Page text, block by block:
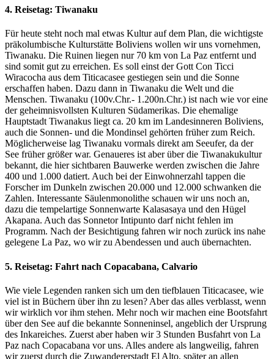
4. Reisetag: Tiwanaku
Für heute steht noch mal etwas Kultur auf dem Plan, die wichtigste
präkolumbische Kulturstätte Boliviens wollen wir uns vornehmen,
Tiwanaku. Die Ruinen liegen nur 70 km von La Paz entfernt und
sind somit gut zu erreichen. Es soll einst der Gott Con Ticci
Wiracocha aus dem Titicacasee gestiegen sein und die Sonne
erschaffen haben. Dazu dann in Tiwanaku die Welt und die
Menschen. Tiwanaku (100v.Chr.- 1.200n.Chr.) ist nach wie vor eine
der geheimnisvollsten Kulturen Südamerikas. Die ehemalige
Hauptstadt Tiwanakus liegt ca. 20 km im Landesinneren Boliviens,
auch die Sonnen- und die Mondinsel gehörten früher zum Reich.
Möglicherweise lag Tiwanaku vormals direkt am Seeufer, da der
See früher größer war. Genaueres ist aber über die Tiwanakukultur
bekannt, die hier sichtbaren Bauwerke werden zwischen die Jahre
400 und 1.000 datiert. Auch bei der Einwohnerzahl tappen die
Forscher im Dunkeln zwischen 20.000 und 12.000 schwanken die
Zahlen. Interessante Säulenmonolithe schauen wir uns noch an,
dazu die tempelartige Sonnenwarte Kalasasaya und den Hügel
Akapana. Auch das Sonnetor Intipunto darf nicht fehlen im
Programm. Nach der Besichtigung fahren wir noch zurück ins nahe
gelegene La Paz, wo wir zu Abendessen und auch übernachten.
5. Reisetag: Fahrt nach Copacabana, Calvario
Wie viele Legenden ranken sich um den tiefblauen Titicacasee, wie
viel ist in Büchern über ihn zu lesen? Aber das alles verblasst, wenn
wir wirklich vor ihm stehen. Mehr noch wir machen eine Bootsfahrt
über den See auf die bekannte Sonneninsel, angeblich der Ursprung
des Inkareiches. Zuerst aber haben wir 3 Stunden Busfahrt von La
Paz nach Copacabana vor uns. Alles andere als langweilig, fahren
wir zuerst durch die Zuwandererstadt El Alto, später an allen